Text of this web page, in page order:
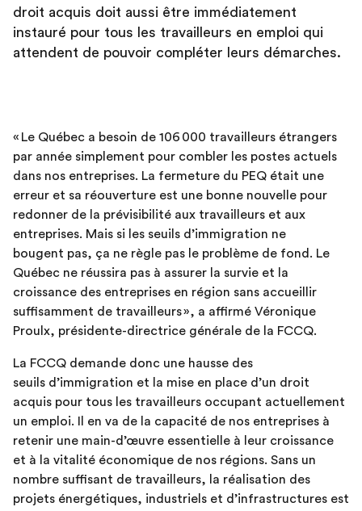
droit acquis doit aussi être immédiatement
instauré pour tous les travailleurs en emploi qui
attendent de pouvoir compléter leurs démarches.
« Le Québec a besoin de 106 000 travailleurs étrangers
par année simplement pour combler les postes actuels
dans nos entreprises. La fermeture du PEQ était une
erreur et sa réouverture est une bonne nouvelle pour
redonner de la prévisibilité aux travailleurs et aux
entreprises. Mais si les seuils d’immigration ne
bougent pas, ça ne règle pas le problème de fond. Le
Québec ne réussira pas à assurer la survie et la
croissance des entreprises en région sans accueillir
suffisamment de travailleurs », a affirmé Véronique
Proulx, présidente-directrice générale de la FCCQ.
La FCCQ demande donc une hausse des
seuils d’immigration et la mise en place d’un droit
acquis pour tous les travailleurs occupant actuellement
un emploi. Il en va de la capacité de nos entreprises à
retenir une main-d’œuvre essentielle à leur croissance
et à la vitalité économique de nos régions. Sans un
nombre suffisant de travailleurs, la réalisation des
projets énergétiques, industriels et d’infrastructures est